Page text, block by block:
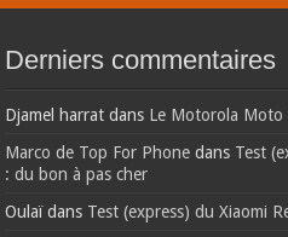
Derniers commentaires
Djamel harrat dans Le Motorola Moto
Marco de Top For Phone dans Test
: du bon à pas cher
Oulaïdans Test (express) du Xiaomi